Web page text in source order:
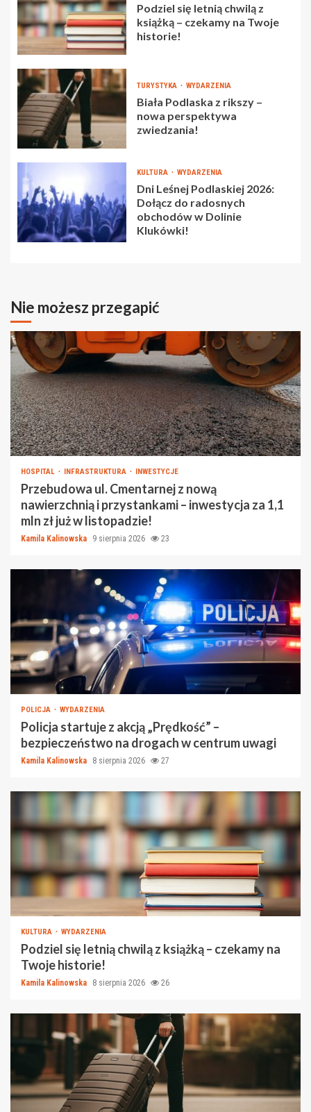
Podziel się letnią chwilą z
książką – czekamy na Twoje
historie!
TURYSTYKA WYDARZENIA
Biała Podlaska z rikszy –
nowa perspektywa
zwiedzania!
KULTURA WYDARZENIA
Dni Leśnej Podlaskiej 2026:
Dołącz do radosnych
obchodów w Dolinie
Klukówki!
Nie możesz przegapić
HOSPITAL INFRASTRUKTURA INWESTYCJE
Przebudowa ul. Cmentarnej z nową
nawierzchnią i przystankami – inwestycja za 1,1
mln zł już w listopadzie!
Kamila Kalinowska 9 sierpnia 2026 23
POLICJA WYDARZENIA
Policja startuje z akcją „Prędkość” –
bezpieczeństwo na drogach w centrum uwagi
Kamila Kalinowska 8 sierpnia 2026 27
KULTURA WYDARZENIA
Podziel się letnią chwilą z książką – czekamy na
Twoje historie!
Kamila Kalinowska 8 sierpnia 2026 26